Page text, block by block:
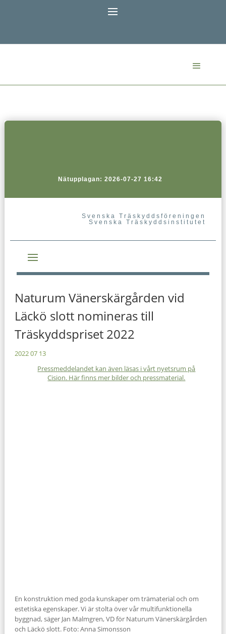
Nätupplagan: 2026-07-27 16:42
Svenska Träskyddsföreningen
Svenska Träskyddsinstitutet
Naturum Vänerskärgården vid
Läckö slott nomineras till
Träskyddspriset 2022
2022 07 13
Pressmeddelandet kan även läsas i vårt nyetsrum på
Cision. Här finns mer bilder och pressmaterial.
En konstruktion med goda kunskaper om trämaterial och om
estetiska egenskaper. Vi är stolta över vår multifunktionella
byggnad, säger Jan Malmgren, VD för Naturum Vänerskärgården
och Läckö slott. Foto: Anna Simonsson